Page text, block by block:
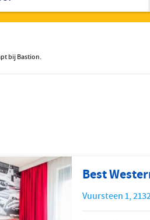
bij Bastion.
Best
Vuursteen 1,